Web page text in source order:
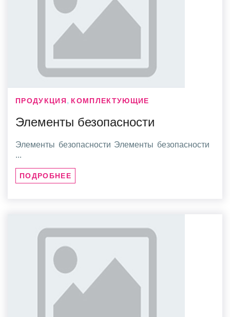
ПРОДУКЦИЯ, КОМПЛЕКТУЮЩИЕ
Элементы безопасности
Элементы безопасности Элементы безопасности
...
ПОДРОБНЕЕ